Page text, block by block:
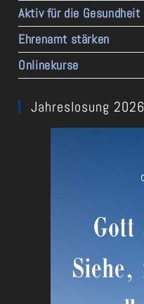
Aktiv für die Gesundheit
Ehrenamt stärken
Onlinekurse
Jahreslosung 2026